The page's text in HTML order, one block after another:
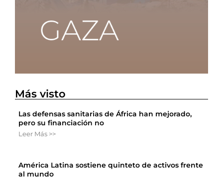
Más visto
Las defensas sanitarias de África han mejorado,
pero su financiación no
Leer Más >>
América Latina sostiene quinteto de activos frente
al mundo